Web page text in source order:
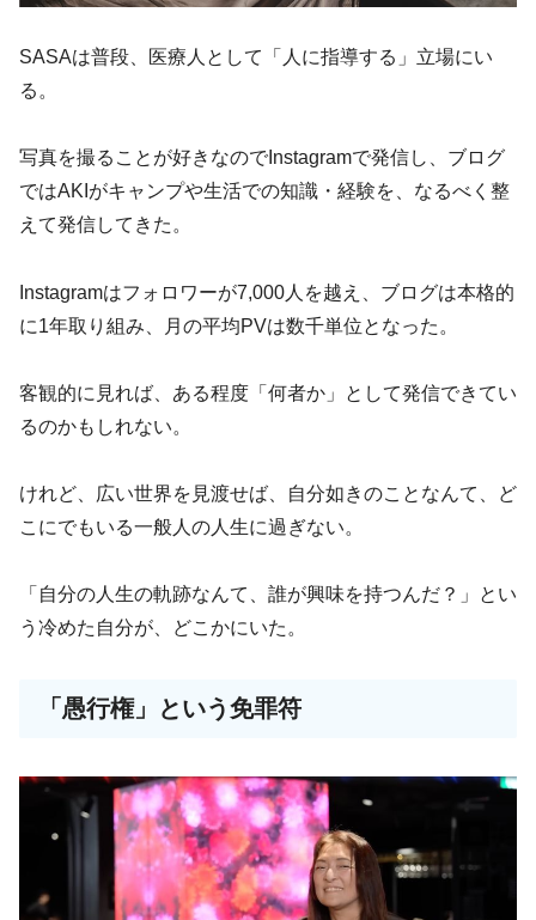
SASAは普段、医療人として「人に指導する」立場にい
る。
写真を撮ることが好きなのでInstagramで発信し、ブログ
ではAKIがキャンプや生活での知識・経験を、なるべく整
えて発信してきた。
Instagramはフォロワーが7,000人を越え、ブログは本格的
に1年取り組み、月の平均PVは数千単位となった。
客観的に見れば、ある程度「何者か」として発信できてい
るのかもしれない。
けれど、広い世界を見渡せば、自分如きのことなんて、ど
こにでもいる一般人の人生に過ぎない。
「自分の人生の軌跡なんて、誰が興味を持つんだ？」とい
う冷めた自分が、どこかにいた。
「愚行権」という免罪符